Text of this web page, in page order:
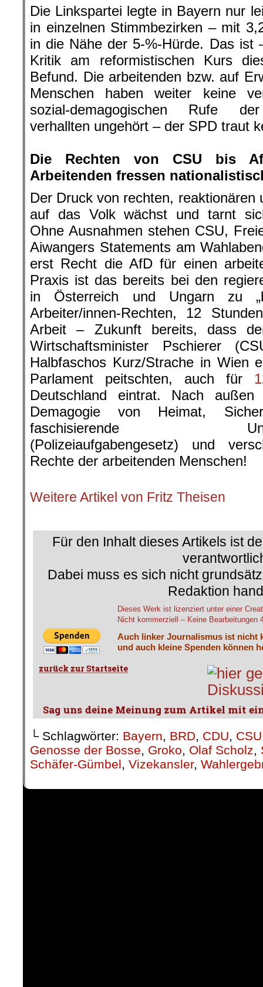
Die Linkspartei legte in Bayern nur
in einzelnen Stimmbezirken – mit
in die Nähe der 5-%-Hürde. Das ist
Kritik am reformistischen Kurs
Befund. Die arbeitenden bzw. auf
Menschen haben weiter keine
sozial-demagogischen Rufe der
verhallten ungehört – der SPD traut
Die Rechten von CSU bis
Arbeitenden fressen
Der Druck von rechten, reaktionären
auf das Volk wächst und tarnt
Ohne Ausnahmen stehen CSU,
Aiwangers Statements am
erst Recht die AfD für einen
Praxis ist das bereits bei den
in Österreich und Ungarn zu
Arbeiter/innen-Rechten, 12
Arbeit – Zukunft bereits, dass
Wirtschaftsminister Pschierer
Halbfaschos Kurz/Strache in Wien
Parlament peitschten, auch für
Deutschland eintrat. Nach außen
Demagogie von Heimat,
faschisierende
(Polizeiaufgabengesetz) und
Rechte der arbeitenden Menschen!
Weitere Artikel von Fritz Theisen
Für den Inhalt dieses Artikels ist
Dabei muss es sich nicht
Redaktion
Dieses Werk ist lizenziert unter einer
Nicht kommerziell – Keine Bearbeitungen
Auch linker Journalismus ist nicht
und auch kleine Spenden können
└ Schlagwörter: Bayern, BRD, CDU, CSU
Genosse der Bosse, Groko, Olaf Scholz,
Schäfer-Gümbel, Vizekansler,